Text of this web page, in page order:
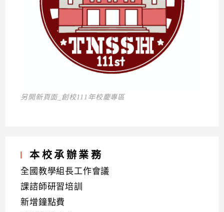
另開新頁面_創校111年校慶專區
本校承辦業務
全國教學組長工作會議
課諮師研習培訓
新增鐘點費